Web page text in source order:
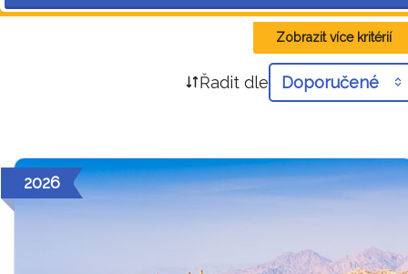
Zobrazit více kritérií
Řadit dle Doporučené
2026